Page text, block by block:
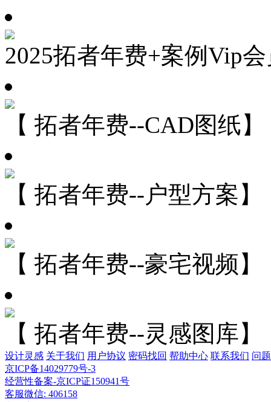
2025拓者年费+案例Vip
【 拓者年费--CAD图纸】
【 拓者年费--户型方案】
【 拓者年费--豪宅视频】
【 拓者年费--灵感图库】
设计灵感 关于我们 用户协议 密码找回 帮助中心 联系我们 问
京ICP备14029779号-3
经营性备案-京ICP证150941号
客服微信: 406158